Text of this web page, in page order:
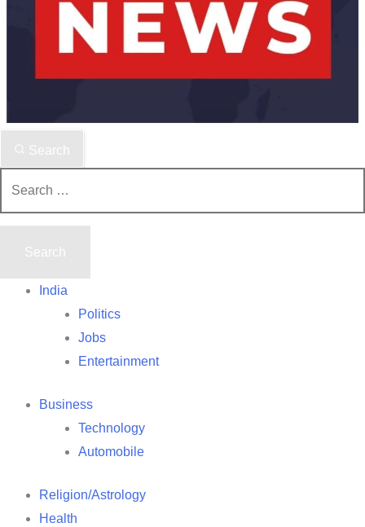
Search
India
Politics
Jobs
Entertainment
Business
Technology
Automobile
Religion/Astrology
Health